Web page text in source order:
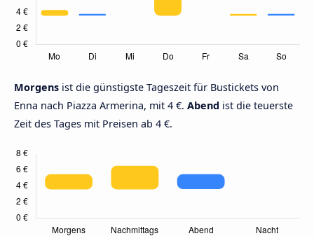
Morgens ist die günstigste Tageszeit für Bustickets von
Enna nach Piazza Armerina, mit 4 €. Abend ist die teuerste
Zeit des Tages mit Preisen ab 4 €.